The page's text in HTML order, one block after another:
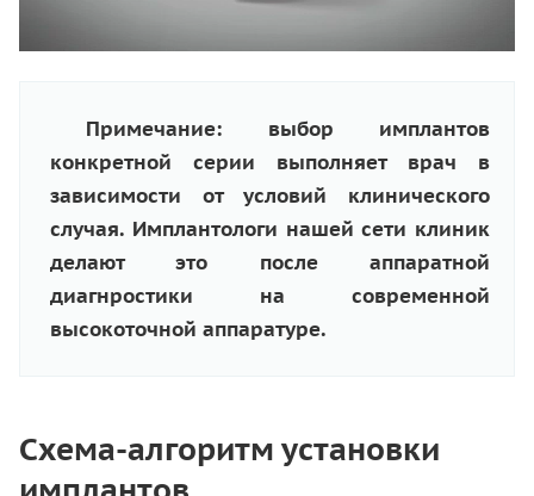
Примечание: выбор имплантов
конкретной серии выполняет врач в
зависимости от условий клинического
случая. Имплантологи нашей сети клиник
делают это после аппаратной
диагнростики на современной
высокоточной аппаратуре.
Схема-алгоритм установки